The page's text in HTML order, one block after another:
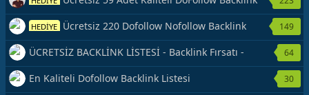
Kaynağı Veriyorum.
HEDİYE Ücretsiz 220 Dofollow Nofollow Backlink
Veriyorum
149
ÜCRETSİZ BACKLİNK LİSTESİ - Backlink Fırsatı -
Hemen Yetiş!
64
En Kaliteli Dofollow Backlink Listesi 30